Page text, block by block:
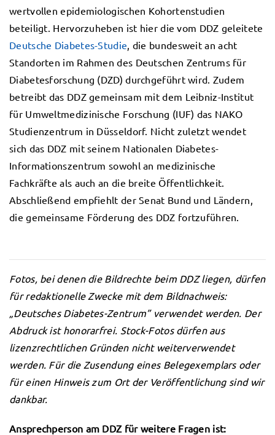
wertvollen epidemiologischen Kohortenstudien
beteiligt. Hervorzuheben ist hier die vom DDZ geleitete
Deutsche Diabetes-Studie , die bundesweit an acht
Standorten im Rahmen des Deutschen Zentrums für
Diabetesforschung (DZD) durchgeführt wird. Zudem
betreibt das DDZ gemeinsam mit dem Leibniz-Institut
für Umweltmedizinische Forschung (IUF) das NAKO
Studienzentrum in Düsseldorf. Nicht zuletzt wendet
sich das DDZ mit seinem Nationalen Diabetes-
Informationszentrum sowohl an medizinische
Fachkräfte als auch an die breite Öffentlichkeit.
Abschließend empfiehlt der Senat Bund und Ländern,
die gemeinsame Förderung des DDZ fortzuführen.
Fotos, bei denen die Bildrechte beim DDZ liegen, dürfen
für redaktionelle Zwecke mit dem Bildnachweis:
„Deutsches Diabetes-Zentrum” verwendet werden. Der
Abdruck ist honorarfrei. Stock-Fotos dürfen aus
lizenzrechtlichen Gründen nicht weiterverwendet
werden. Für die Zusendung eines Belegexemplars oder
für einen Hinweis zum Ort der Veröffentlichung sind wir
dankbar.
Ansprechperson am DDZ für weitere Fragen ist: